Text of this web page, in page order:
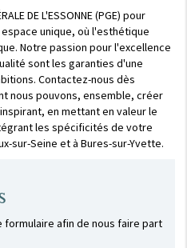
DE L'ESSONNE (PGE) pour
unique, où l'esthétique
Notre passion pour l'excellence
sont les garanties d'une
Contactez-nous dès
nous pouvons, ensemble, créer
en mettant en valeur le
les spécificités de votre
sur-Seine et à Bures-sur-Yvette.
afin de nous faire part